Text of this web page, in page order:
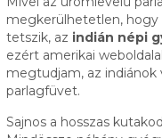
megkerülhetetlen, hogy
tetszik, az indián népi
ezért amerikai
megtudjam, az indiánok
parlagfüvet.
Sajnos a hosszas